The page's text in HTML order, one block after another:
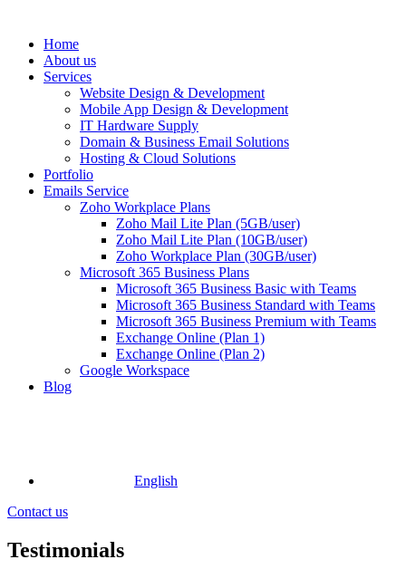
Home
About us
Services
Website Design & Development
Mobile App Design & Development
IT Hardware Supply
Domain & Business Email Solutions
Hosting & Cloud Solutions
Portfolio
Emails Service
Zoho Workplace Plans
Zoho Mail Lite Plan (5GB/user)
Zoho Mail Lite Plan (10GB/user)
Zoho Workplace Plan (30GB/user)
Microsoft 365 Business Plans
Microsoft 365 Business Basic with Teams
Microsoft 365 Business Standard with Teams
Microsoft 365 Business Premium with Teams
Exchange Online (Plan 1)
Exchange Online (Plan 2)
Google Workspace
Blog
English
Contact us
Testimonials